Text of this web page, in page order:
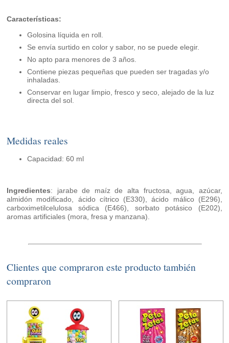
Características:
Golosina líquida en roll.
Se envía surtido en color y sabor, no se puede elegir.
No apto para menores de 3 años.
Contiene piezas pequeñas que pueden ser tragadas y/o
inhaladas.
Conservar en lugar limpio, fresco y seco, alejado de la luz
directa del sol.
Medidas reales
Capacidad: 60 ml
Ingredientes: jarabe de maíz de alta fructosa, agua, azúcar,
almidón modificado, ácido cítrico (E330), ácido málico (E296),
carboximetilcelulosa sódica (E466), sorbato potásico (E202),
aromas artificiales (mora, fresa y manzana).
Clientes que compraron este producto también
compraron